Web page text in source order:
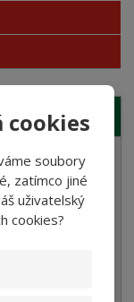
cookies
soubory
zatímco jiné
uživatelský
cookies?